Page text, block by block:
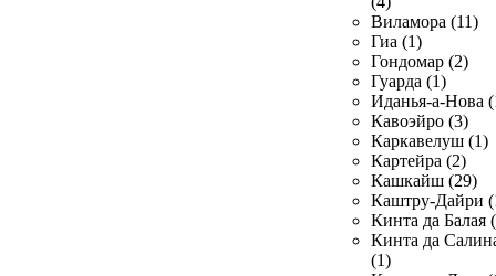
Виламора (11)
Гиа (1)
Гондомар (2)
Гуарда (1)
Иданья-а-Нова
Кавоэйро (3)
Каркавелуш (1)
Картейра (2)
Кашкайш (29)
Каштру-Дайри
Кинта да Балая
Кинта да
(1)